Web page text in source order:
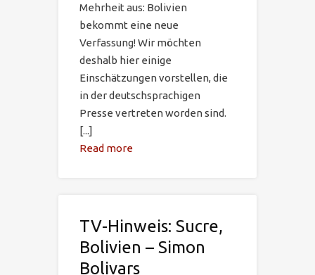
Mehrheit aus: Bolivien
bekommt eine neue
Verfassung! Wir möchten
deshalb hier einige
Einschätzungen vorstellen, die
in der deutschsprachigen
Presse vertreten worden sind.
[...]
Read more
TV-Hinweis: Sucre,
Bolivien – Simon
Bolivars